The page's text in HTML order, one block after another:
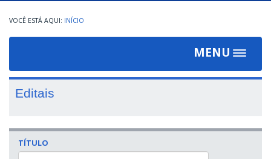
INÍCIO
MENU
Toggle
Editais
TÍTULO